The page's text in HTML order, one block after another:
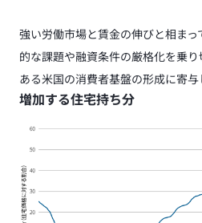
強い労働市場と賃金の伸びと相ま
的な課題や融資条件の厳格化を乗
ある米国の消費者基盤の形成に寄与
増加する住宅持ち分